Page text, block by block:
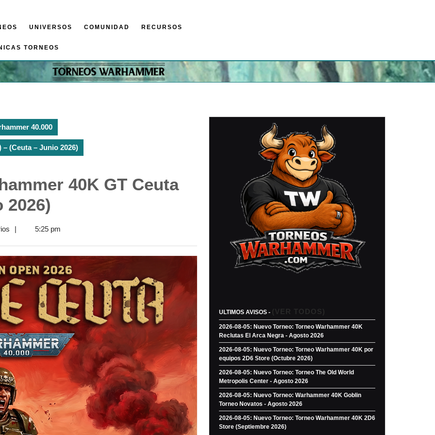
UNIVERSOS COMUNIDAD RECURSOS
TORNEOS
40.000
– (Ceuta – Junio 2026)
40K GT Ceuta
2026)
| 5:25 pm
ULTIMOS AVISOS - (VER TODOS)
2026-08-05: Nuevo Torneo: Torneo Warhammer 40K
Reclutas El Arca Negra - Agosto 2026
2026-08-05: Nuevo Torneo: Torneo Warhammer 40K por
equipos 2D6 Store (Octubre 2026)
2026-08-05: Nuevo Torneo: Torneo The Old World
Metropolis Center - Agosto 2026
2026-08-05: Nuevo Torneo: Warhammer 40K Goblin
Torneo Novatos - Agosto 2026
2026-08-05: Nuevo Torneo: Torneo Warhammer 40K 2D6
Store (Septiembre 2026)